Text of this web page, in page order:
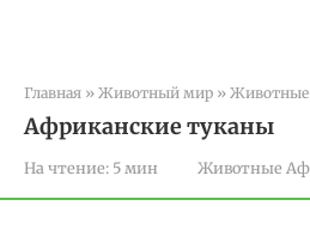
Главная » Животный мир »
Африканские туканы
На чтение: 5 мин Животные